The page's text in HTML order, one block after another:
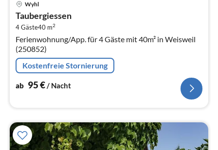
Wyhl
Taubergiessen
4 Gäste40 m2
Ferienwohnung/App. für 4 Gäste mit 40m² in Weisweil
(250852)
Kostenfreie Stornierung
ab 95€/ Nacht